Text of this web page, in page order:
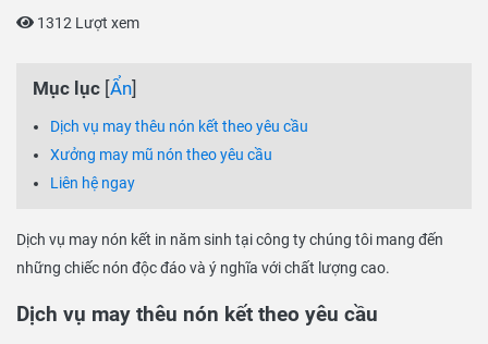
1312 Lượt xem
Mục lục [Ẩn]
Dịch vụ may thêu nón kết theo yêu cầu
Xưởng may mũ nón theo yêu cầu
Liên hệ ngay
Dịch vụ may nón kết in năm sinh tại công ty chúng tôi mang đến
những chiếc nón độc đáo và ý nghĩa với chất lượng cao.
Dịch vụ may thêu nón kết theo yêu cầu